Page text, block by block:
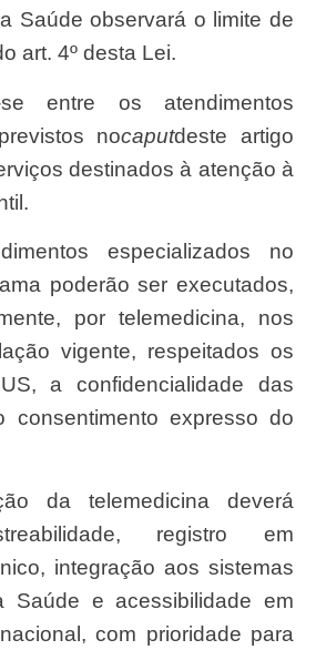
Saúde observará o limite de
art. 4º desta Lei.
entre os atendimentos
no caputdeste artigo
destinados à atenção à
especializados no
poderão ser executados,
por telemedicina, nos
vigente, respeitados os
a confidencialidade das
consentimento expresso do
da telemedicina deverá
registro em
integração aos sistemas
Saúde e acessibilidade em
com prioridade para